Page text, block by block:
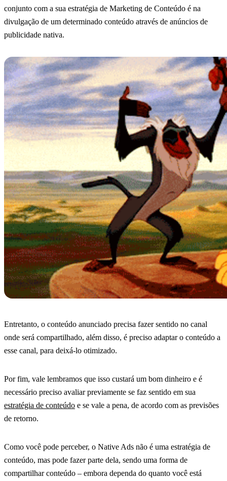
conjunto com a sua estratégia de Marketing de Conteúdo é na
divulgação de um determinado conteúdo através de anúncios de
publicidade nativa.
Entretanto, o conteúdo anunciado precisa fazer sentido no canal
onde será compartilhado, além disso, é preciso adaptar o conteúdo a
esse canal, para deixá-lo otimizado.
Por fim, vale lembramos que isso custará um bom dinheiro e é
necessário preciso avaliar previamente se faz sentido em sua
estratégia de conteúdo e se vale a pena, de acordo com as previsões
de retorno.
Como você pode perceber, o Native Ads não é uma estratégia de
conteúdo, mas pode fazer parte dela, sendo uma forma de
compartilhar conteúdo – embora dependa do quanto você está